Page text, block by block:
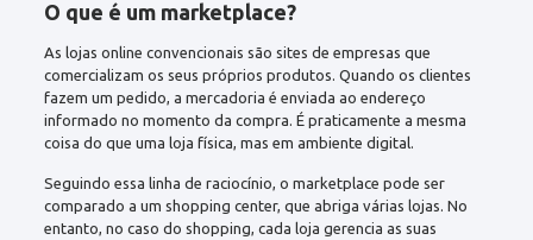
O que é um marketplace?
As lojas online convencionais são sites de empresas que
comercializam os seus próprios produtos. Quando os clientes
fazem um pedido, a mercadoria é enviada ao endereço
informado no momento da compra. É praticamente a mesma
coisa do que uma loja física, mas em ambiente digital.
Seguindo essa linha de raciocínio, o marketplace pode ser
comparado a um shopping center, que abriga várias lojas. No
entanto, no caso do shopping, cada loja gerencia as suas